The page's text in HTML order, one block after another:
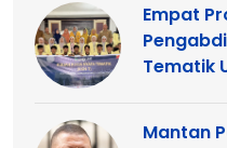
Empat
Tematik
Mantan